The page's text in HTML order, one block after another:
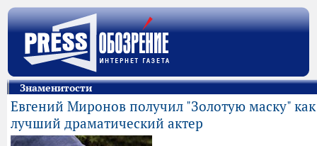
Знаменитости
Евгений Миронов получил "Золотую маску" как
лучший драматический актер